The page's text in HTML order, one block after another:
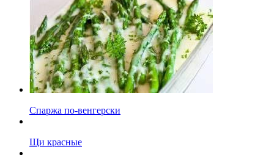
Спаржа по-венгерски
Щи красные